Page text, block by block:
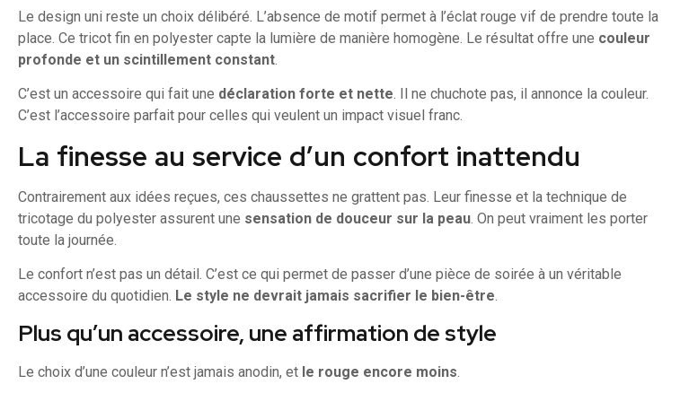
Le design uni reste un choix délibéré. L’absence de motif permet à l’éclat rouge vif de prendre toute la
place. Ce tricot fin en polyester capte la lumière de manière homogène. Le résultat offre une couleur
profonde et un scintillement constant.
C’est un accessoire qui fait une déclaration forte et nette. Il ne chuchote pas, il annonce la couleur.
C’est l’accessoire parfait pour celles qui veulent un impact visuel franc.
La finesse au service d’un confort inattendu
Contrairement aux idées reçues, ces chaussettes ne grattent pas. Leur finesse et la technique de
tricotage du polyester assurent une sensation de douceur sur la peau. On peut vraiment les porter
toute la journée.
Le confort n’est pas un détail. C’est ce qui permet de passer d’une pièce de soirée à un véritable
accessoire du quotidien. Le style ne devrait jamais sacrifier le bien-être.
Plus qu’un accessoire, une affirmation de style
Le choix d’une couleur n’est jamais anodin, et le rouge encore moins